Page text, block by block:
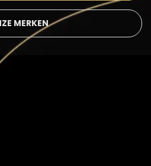
MERKEN